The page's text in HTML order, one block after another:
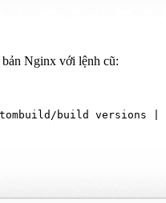
Nginx với lệnh cũ:
build versions |